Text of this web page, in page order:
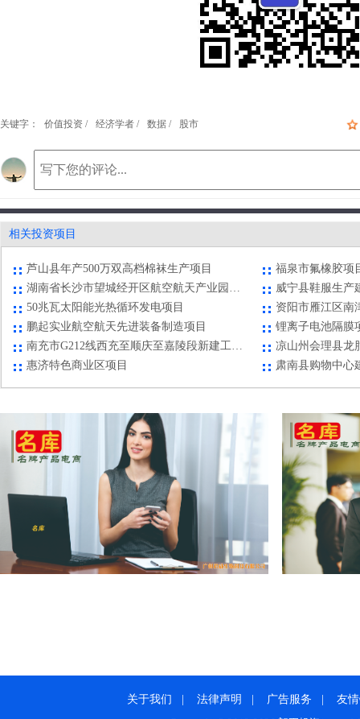
关键字： 价值投资 / 经济学者 / 数据 / 股市
相关投资项目
永登县红城特色小城镇综合开发项目
康华园林万亩玫瑰园项目
陕西省商洛市中
芦山县年产500万双高档棉袜生产项目
福泉市氟橡胶项
威宁县鞋服生产
50兆瓦太阳能光热循环发电项目
鹏起实业航空航天先进装备制造项目
锂离子电池隔膜
惠济特色商业区项目
肃南县购物中心
永登县红城特色小城镇综合开发项目
浙江省台州市
康华园林万亩玫瑰园项目
陕西省商洛市
芦山县年产500万双高档棉袜生产项目
福泉市氟橡胶项
威宁县鞋服生产
50兆瓦太阳能光热循环发电项目
鹏起实业航空航天先进装备制造项目
锂离子电池隔膜
南充市G212线西充至顺庆至嘉陵段新建工程项目
关于我们 | 法律声明 | 广告服务 |
友